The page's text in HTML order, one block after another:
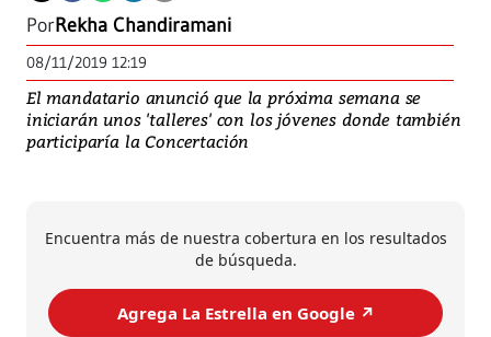
PorRekha Chandiramani
08/11/2019 12:19
El mandatario anunció que la próxima semana se
iniciarán unos 'talleres' con los jóvenes donde también
participaría la Concertación
Encuentra más de nuestra cobertura en los resultados
de búsqueda.
Agrega La Estrella en Google ↗️